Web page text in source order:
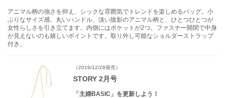
アニマル柄の強さを抑え、シックな雰囲気でトレンドを楽しめるバッグ。小
ぶりなサイズ感、丸いハンドル、淡い陰影のアニマル柄と、ひとつひとつが
女性らしさを引き立てます。内側にはポケットが2つ。ファスナー開閉で中身
が見えないのも嬉しいポイントです。取り外し可能なショルダーストラップ
付き。
（2019/12/28発売）
STORY 2月号
「主婦BASIC」を更新しよう！